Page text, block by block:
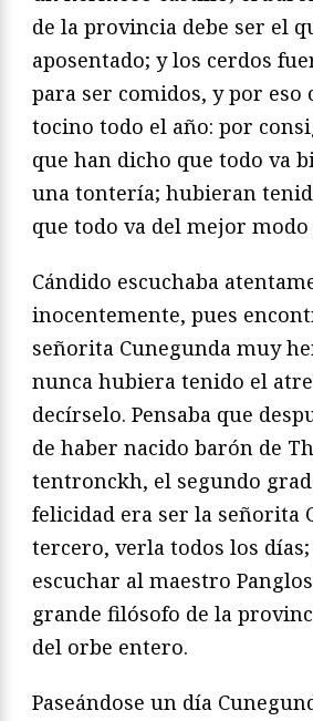
de la provincia debe ser el
aposentado; y los cerdos
para ser comidos, y por eso
tocino todo el año: por
que han dicho que todo va
una tontería; hubieran
que todo va del mejor modo
Cándido escuchaba
inocentemente, pues
señorita Cunegunda muy
nunca hubiera tenido el
decírselo. Pensaba que
de haber nacido barón de
tentronckh, el segundo
felicidad era ser la señorita
tercero, verla todos los
escuchar al maestro
grande filósofo de la
del orbe entero.
Paseándose un día